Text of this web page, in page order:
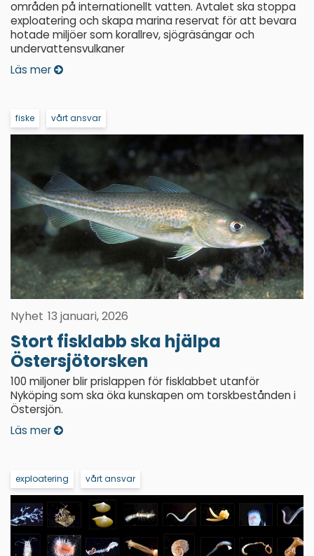
områden på internationellt vatten. Avtalet ska stoppa
exploatering och skapa marina reservat för att bevara
hotade miljöer som korallrev, sjögräsängar och
undervattensvulkaner
Läs mer
fiske vårt ansvar
Nyhet 13 januari, 2026
Stort fisklabb ska hjälpa
Östersjötorsken
100 miljoner blir prislappen för fisklabbet utanför
Nyköping som ska öka kunskapen om torskbestånden i
Östersjön.
Läs mer
exploatering vårt ansvar